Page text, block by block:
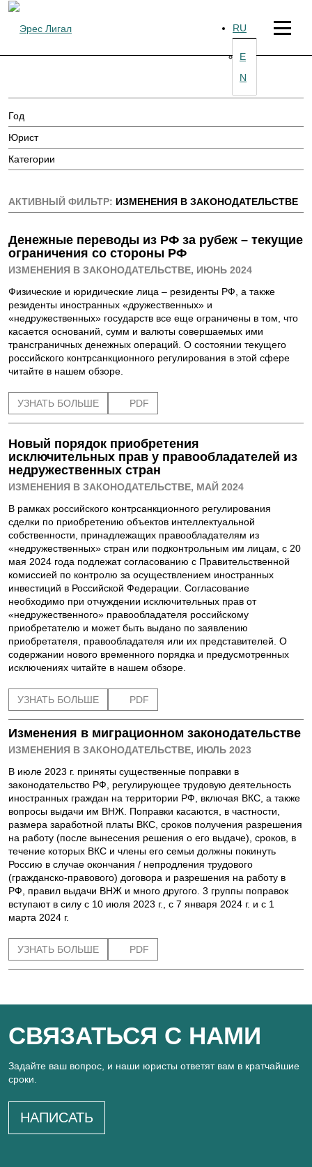
перейти
содержанию
RU
E
N
Н
о
в
о
с
т
и
АКТИВНЫЙ ФИЛЬТР: ИЗМЕНЕНИЯ В ЗАКОНОДАТЕЛЬСТВЕ
Денежные переводы из РФ за рубеж – текущие
ограничения со стороны РФ
ИЗМЕНЕНИЯ В ЗАКОНОДАТЕЛЬСТВЕ, ИЮНЬ 2024
Физические и юридические лица – резиденты РФ, а также
резиденты иностранных «дружественных» и
«недружественных» государств все еще ограничены в том, что
касается оснований, сумм и валюты совершаемых ими
трансграничных денежных операций. О состоянии текущего
российского контрсанкционного регулирования в этой сфере
читайте в нашем обзоре.
УЗНАТЬ БОЛЬШЕ PDF
Новый порядок приобретения
исключительных прав у правообладателей из
недружественных стран
ИЗМЕНЕНИЯ В ЗАКОНОДАТЕЛЬСТВЕ, МАЙ 2024
В рамках российского контрсанкционного регулирования
сделки по приобретению объектов интеллектуальной
собственности, принадлежащих правообладателям из
«недружественных» стран или подконтрольным им лицам, с 20
мая 2024 года подлежат согласованию с Правительственной
комиссией по контролю за осуществлением иностранных
инвестиций в Российской Федерации. Согласование
необходимо при отчуждении исключительных прав от
«недружественного» правообладателя российскому
приобретателю и может быть выдано по заявлению
приобретателя, правообладателя или их представителей. О
содержании нового временного порядка и предусмотренных
исключениях читайте в нашем обзоре.
УЗНАТЬ БОЛЬШЕ PDF
Изменения в миграционном законодательстве
ИЗМЕНЕНИЯ В ЗАКОНОДАТЕЛЬСТВЕ, ИЮЛЬ 2023
В июле 2023 г. приняты существенные поправки в
законодательство РФ, регулирующее трудовую деятельность
иностранных граждан на территории РФ, включая ВКС, а также
вопросы выдачи им ВНЖ. Поправки касаются, в частности,
размера заработной платы ВКС, сроков получения разрешения
на работу (после вынесения решения о его выдаче), сроков, в
течение которых ВКС и члены его семьи должны покинуть
Россию в случае окончания / непродления трудового
(гражданско-правового) договора и разрешения на работу в
РФ, правил выдачи ВНЖ и много другого. 3 группы поправок
вступают в силу с 10 июля 2023 г., с 7 января 2024 г. и с 1
марта 2024 г.
УЗНАТЬ БОЛЬШЕ PDF
СВЯЗАТЬСЯ С НАМИ
Задайте ваш вопрос, и наши юристы ответят вам в кратчайшие
сроки.
НАПИСАТЬ